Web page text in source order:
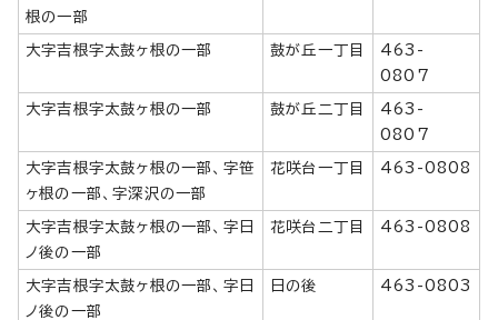
根の一部
大字吉根字太鼓ヶ根の一部 鼓が丘一丁目
463-
0807
大字吉根字太鼓ヶ根の一部 鼓が丘二丁目
463-
0807
大字吉根字太鼓ヶ根の一部、字笹
ヶ根の一部、字深沢の一部
花咲台一丁目 463-0808
大字吉根字太鼓ヶ根の一部、字日
ノ後の一部
花咲台二丁目 463-0808
大字吉根字太鼓ヶ根の一部、字日
ノ後の一部
日の後 463-0803